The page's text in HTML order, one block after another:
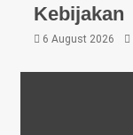
Kebijakan
6 August 2026